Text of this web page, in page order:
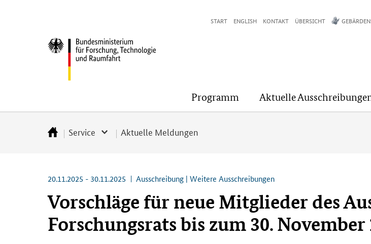
(Eingabetaste)
(Eingabetaste)
(Eingabetaste)
START ENGLISH KONTAKT ÜBERSICHT
Bundesministerium
Raumfahrt
Programm Aktuelle
StartseiteService Aktuelle Meldungen
20.11.2025 - 30.11.2025 Ausschreibung | Weitere Ausschreibungen
Vorschläge für neue Mitglieder des
Forschungsrats bis zum 30. November